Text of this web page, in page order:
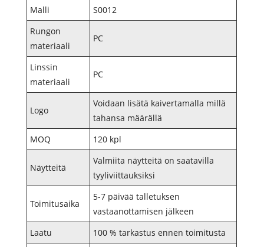
Malli
S0012
Rungon
materiaali
PC
Linssin
materiaali
PC
Logo
Voidaan lisätä kaivertamalla millä
tahansa määrällä
MOQ
120 kpl
Näytteitä
Valmiita näytteitä on saatavilla
tyyliviittauksiksi
Toimitusaika
5-7 päivää talletuksen
vastaanottamisen jälkeen
Laatu
100 % tarkastus ennen toimitusta